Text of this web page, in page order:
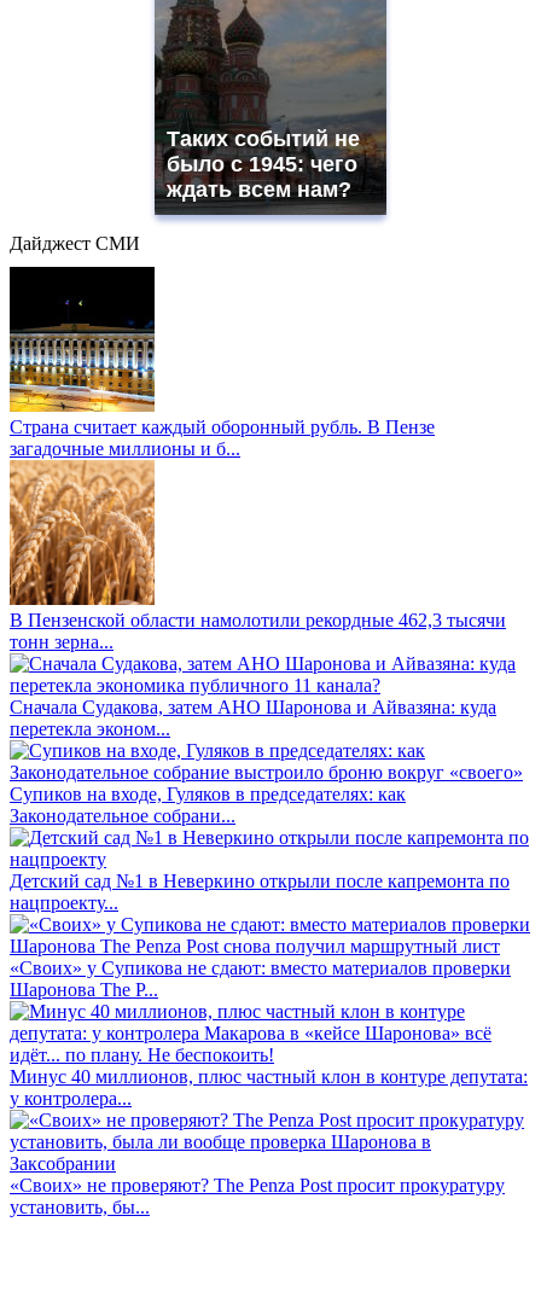
Таких событий не
было с 1945: чего
ждать всем нам?
Дайджест СМИ
Страна считает каждый оборонный рубль. В Пензе
загадочные миллионы и б...
В Пензенской области намолотили рекордные 462,3 тысячи
тонн зерна...
Сначала Судакова, затем АНО Шаронова и Айвазяна: куда
перетекла эконом...
Супиков на входе, Гуляков в председателях: как
Законодательное собрани...
Детский сад №1 в Неверкино открыли после капремонта по
нацпроекту...
«Своих» у Супикова не сдают: вместо материалов проверки
Шаронова The P...
Минус 40 миллионов, плюс частный клон в контуре депутата:
у контролера...
«Своих» не проверяют? The Penza Post просит прокуратуру
установить, бы...